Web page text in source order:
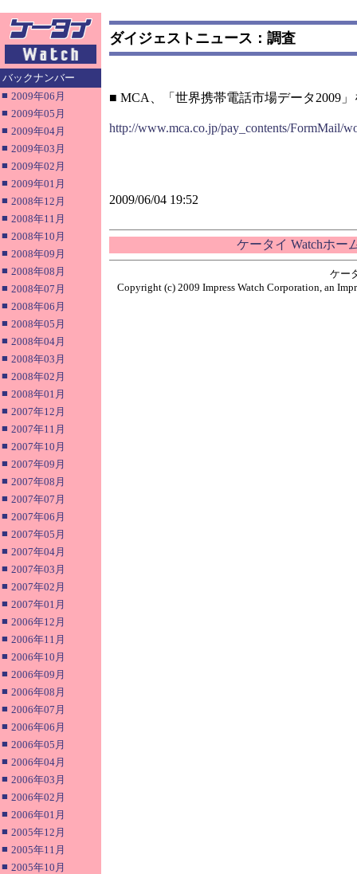
バックナンバー
■ 2009年06月
■ 2009年05月
■ 2009年04月
■ 2009年03月
■ 2009年02月
■ 2009年01月
■ 2008年12月
■ 2008年11月
■ 2008年10月
■ 2008年09月
■ 2008年08月
■ 2008年07月
■ 2008年06月
■ 2008年05月
■ 2008年04月
■ 2008年03月
■ 2008年02月
■ 2008年01月
■ 2007年12月
■ 2007年11月
■ 2007年10月
■ 2007年09月
■ 2007年08月
■ 2007年07月
■ 2007年06月
■ 2007年05月
■ 2007年04月
■ 2007年03月
■ 2007年02月
■ 2007年01月
■ 2006年12月
■ 2006年11月
■ 2006年10月
■ 2006年09月
■ 2006年08月
■ 2006年07月
■ 2006年06月
■ 2006年05月
■ 2006年04月
■ 2006年03月
■ 2006年02月
■ 2006年01月
■ 2005年12月
■ 2005年11月
■ 2005年10月
ダイジェストニュース：調査
■ MCA、「世界携帯電話市場データ2009」
http://www.mca.co.jp/pay_contents/FormMail/
2009/06/04 19:52
ケータイ Watchホー
ケー
Copyright (c) 2009 Impress Watch Corporation, an